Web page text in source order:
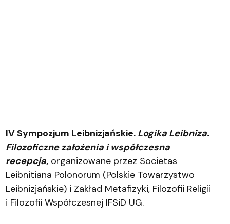
IV Sympozjum Leibnizjańskie. Logika Leibniza.
Filozoficzne założenia i współczesna
recepcja,organizowane przez Societas
Leibnitiana Polonorum (Polskie Towarzystwo
Leibnizjańskie) i Zakład Metafizyki, Filozofii Religii
i Filozofii Współczesnej IFSiD UG.